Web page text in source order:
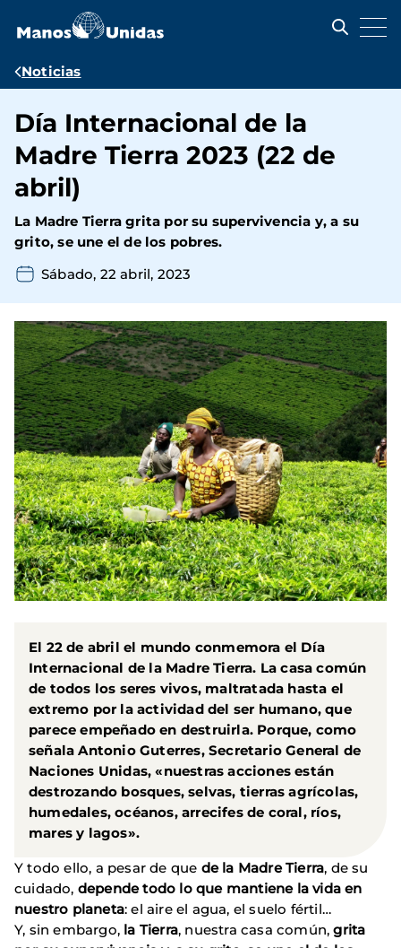
contenido
Ruta
navegación
Noticias
Día Internacional de la
Madre Tierra 2023 (22 de
abril)
La Madre Tierra grita por su supervivencia y, a su
grito, se une el de los pobres.
Sábado, 22 abril, 2023
El 22 de abril el mundo conmemora el Día
Internacional de la Madre Tierra. La casa común
de todos los seres vivos, maltratada hasta el
extremo por la actividad del ser humano, que
parece empeñado en destruirla. Porque, como
señala Antonio Guterres, Secretario General de
Naciones Unidas, «nuestras acciones están
destrozando bosques, selvas, tierras agrícolas,
humedales, océanos, arrecifes de coral, ríos,
mares y lagos».
Y todo ello, a pesar de que de la Madre Tierra, de su
cuidado, depende todo lo que mantiene la vida en
nuestro planeta: el aire el agua, el suelo fértil…
Y, sin embargo, la Tierra, nuestra casa común,grita